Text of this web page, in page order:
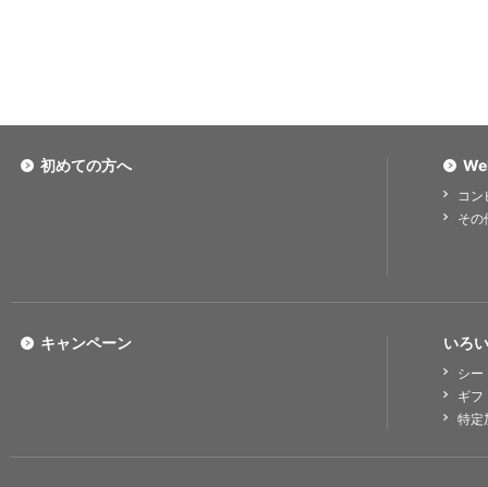
初めての方へ
コ
その
いろ
シー
ギフ
特定
キャンペーン